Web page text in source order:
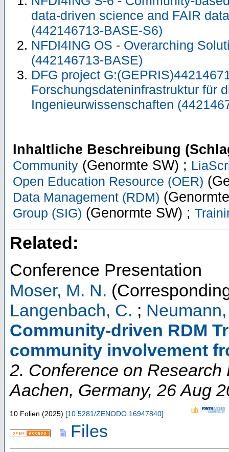
data-driven science and FAIR
(442146713-BASE-S6)
NFDI4ING OS - Overarching
(442146713-BASE)
DFG project
Forschungsdateninfrastruktur für
Ingenieurwissenschaften
Inhaltliche Beschreibung
Community (Genormte SW) ;
Open Education Resource (OER)
Data Management (RDM)
Group (SIG) (Genormte SW) ;
Related:
Conference Presentation
Moser, M. N.
Langenbach, C. ;
Community-driven RDM
community involvement
2. Conference on Research
Aachen, Germany, 26 Aug
10 Folien (2025) [10.5281/ZENODO.16947840]
Files